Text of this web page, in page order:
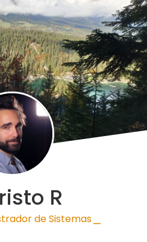
R
de Sistemas |